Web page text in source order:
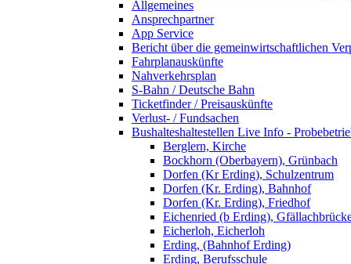
Allgemeines
Ansprechpartner
App Service
Bericht über die gemeinwirtschaftlichen
Fahrplanauskünfte
Nahverkehrsplan
S-Bahn / Deutsche Bahn
Ticketfinder / Preisauskünfte
Verlust- / Fundsachen
Bushalteshaltestellen Live Info -
Berglern, Kirche
Bockhorn (Oberbayern), Grünbach
Dorfen (Kr Erding), Schulzentrum
Dorfen (Kr. Erding), Bahnhof
Dorfen (Kr. Erding), Friedhof
Eichenried (b Erding),
Eicherloh, Eicherloh
Erding, (Bahnhof Erding)
Erding, Berufsschule